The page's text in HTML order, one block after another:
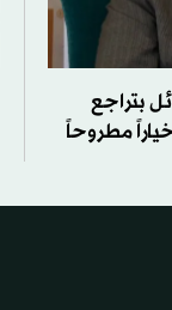
بتراجع
مطروحاً